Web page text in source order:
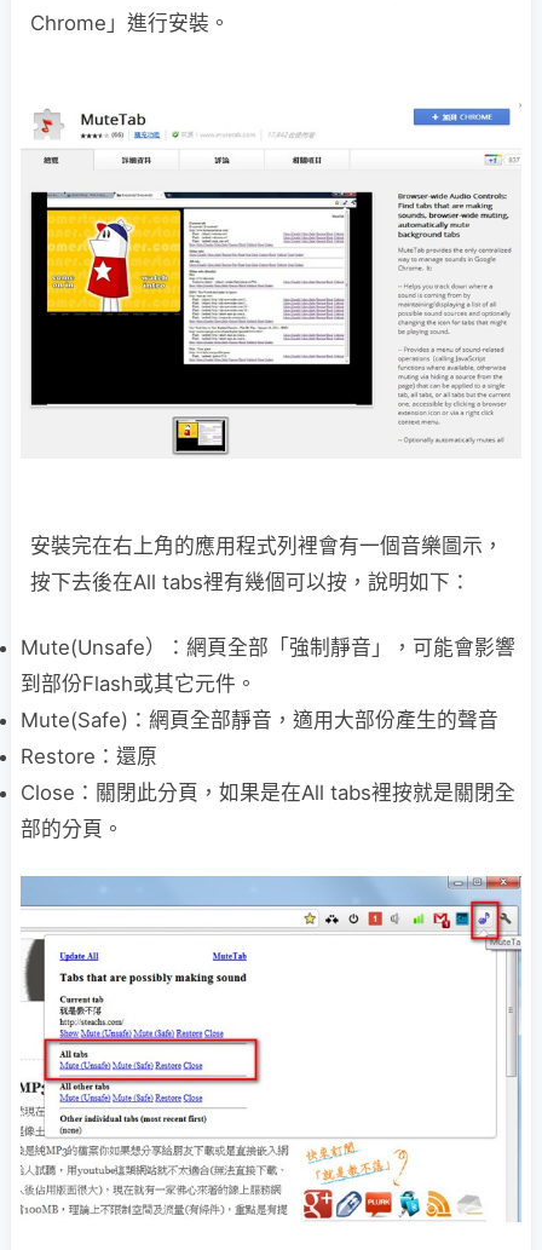
Chrome」進行安裝。
安裝完在右上角的應用程式列裡會有一個音樂圖示，
按下去後在All tabs裡有幾個可以按，說明如下：
Mute(Unsafe）：網頁全部「強制靜音」，可能會影響
到部份Flash或其它元件。
Mute(Safe)：網頁全部靜音，適用大部份產生的聲音
Restore：還原
Close：關閉此分頁，如果是在All tabs裡按就是關閉全
部的分頁。